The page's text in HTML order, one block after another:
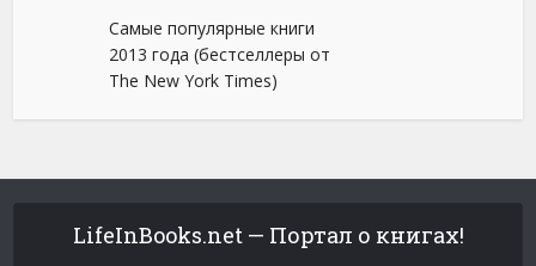
Самые популярные книги
2013 года (бестселлеры от
The New York Times)
LifeInBooks.net — Портал о книгах!